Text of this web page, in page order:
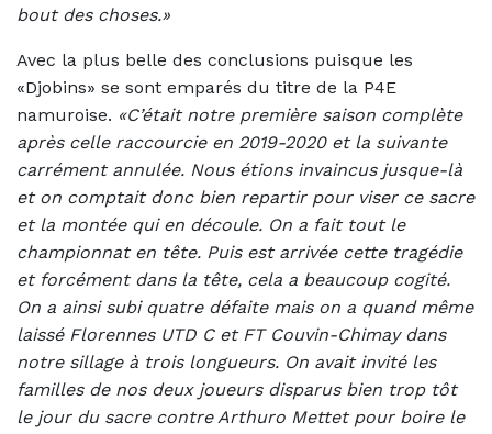
bout des choses.»
Avec la plus belle des conclusions puisque les
«Djobins» se sont emparés du titre de la P4E
namuroise. «C’était notre première saison complète
après celle raccourcie en 2019-2020 et la suivante
carrément annulée. Nous étions invaincus jusque-là
et on comptait donc bien repartir pour viser ce sacre
et la montée qui en découle. On a fait tout le
championnat en tête. Puis est arrivée cette tragédie
et forcément dans la tête, cela a beaucoup cogité.
On a ainsi subi quatre défaite mais on a quand même
laissé Florennes UTD C et FT Couvin-Chimay dans
notre sillage à trois longueurs. On avait invité les
familles de nos deux joueurs disparus bien trop tôt
le jour du sacre contre Arthuro Mettet pour boire le